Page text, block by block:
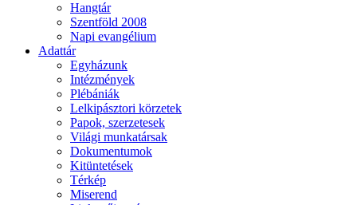
Hangtár
Szentföld 2008
Napi evangélium
Adattár
Egyházunk
Intézmények
Plébániák
Lelkipásztori körzetek
Papok, szerzetesek
Világi munkatársak
Dokumentumok
Kitüntetések
Térkép
Miserend